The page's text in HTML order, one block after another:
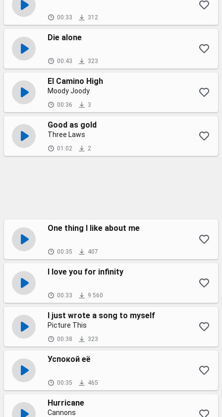
00:33 312
Die alone
00:43 323
El Camino High
Moody Joody
00:36 3
Good as gold
Three Laws
01:02 2
One thing I like about me
00:35 407
I love you for infinity
00:33 9 560
I just wrote a song to myself
Picture This
00:38 323
Успокой её
00:35 465
Hurricane
Cannons